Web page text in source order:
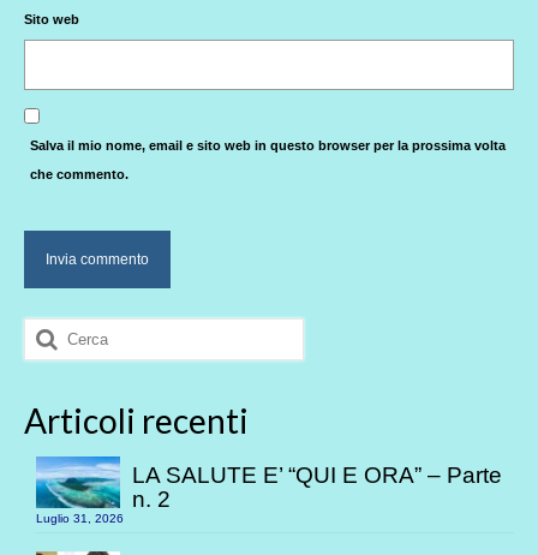
Sito web
Salva il mio nome, email e sito web in questo browser per la prossima volta
che commento.
Cerca:
Articoli recenti
LA SALUTE E’ “QUI E ORA” – Parte
n. 2
Luglio 31, 2026